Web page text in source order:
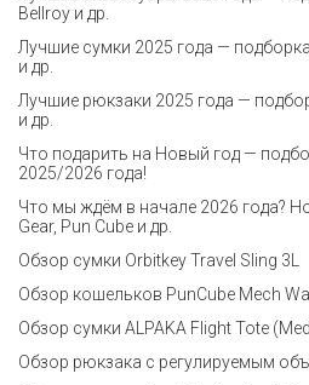
Bellroy и др.
Лучшие сумки 2025 года —
и др.
Лучшие рюкзаки 2025 года —
и др.
Что подарить на Новый год —
2025/2026 года!
Что мы ждём в начале 2026 года?
Gear, Pun Cube и др.
Обзор сумки Orbitkey Travel Sling 3L
Обзор кошельков PunCube Mech
Обзор сумки ALPAKA Flight Tote
Обзор рюкзака с регулируемым